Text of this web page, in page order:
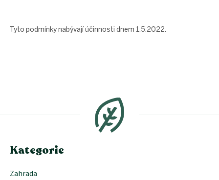
Tyto podmínky nabývají účinnosti dnem 1.5.2022.
a
Kategorie
Zahrada